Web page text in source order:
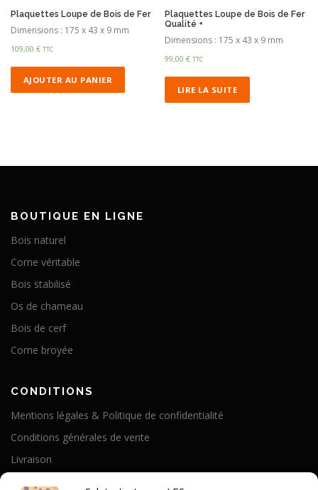
Plaquettes Loupe de Bois de Fer
Dimensions : 175 x 43 x 9 mm
109,00 € TTC
AJOUTER AU PANIER
Plaquettes Loupe de Bois de Fer
Qualité +
Dimensions : 175 x 43 x 9 mm
99,00€ TTC
LIRE LA SUITE
BOUTIQUE EN LIGNE
Bois naturel
Corne véritable
Bois stabilisé
Os de chameau
Bois de cerf
Corne broyée
CONDITIONS
Mentions légales & Politique de confidentialité
Conditions générales de vente
Livraison